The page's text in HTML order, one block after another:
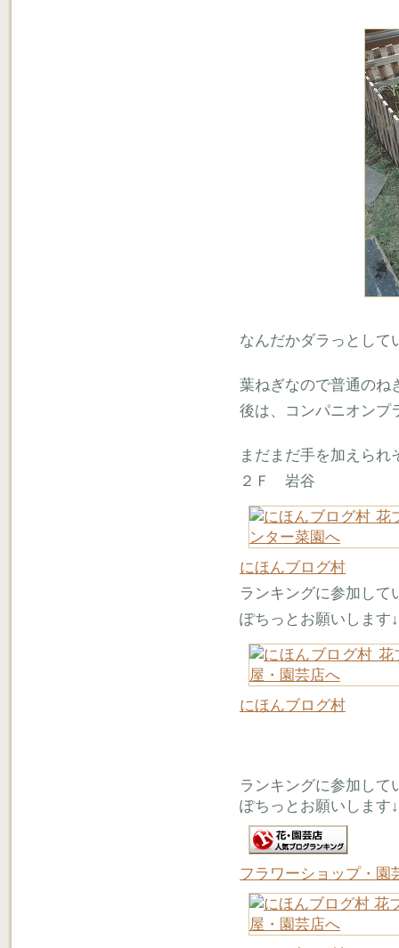
なんだかダラっとして
葉ねぎなので普通のね
後は、コンパニオンプ
まだまだ手を加えられ
２Ｆ 岩谷
にほんブログ村
ランキングに参加して
ぽちっとお願いします↓
にほんブログ村
ランキングに参加して
ぽちっとお願いします↓
フラワーショップ・園